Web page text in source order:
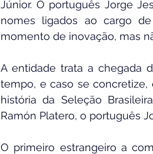
Júnior. O português Jorge
nomes ligados ao cargo
momento de inovação, mas
A entidade trata a chegada
tempo, e caso se
história da Seleção
Ramón Platero, o português
O primeiro estrangeiro a